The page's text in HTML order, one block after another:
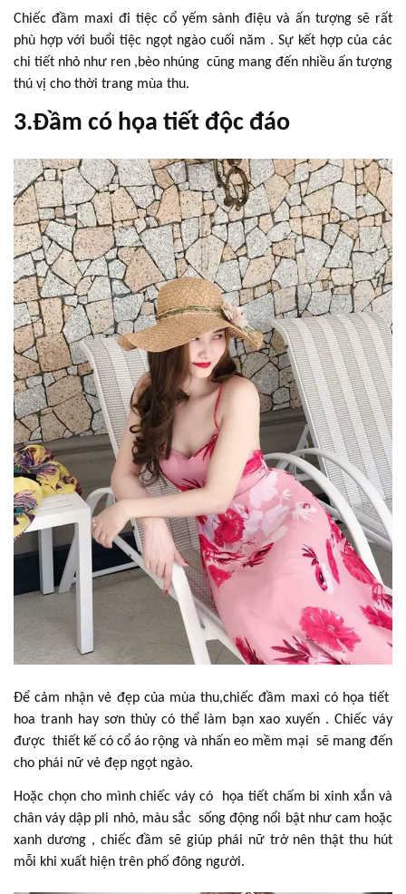
Chiếc đầm maxi đi tiệc cổ yếm sành điệu và ấn tượng sẽ rất
phù hợp với buổi tiệc ngọt ngào cuối năm . Sự kết hợp của các
chi tiết nhỏ như ren ,bèo nhúng cũng mang đến nhiều ấn tượng
thú vị cho thời trang mùa thu.
3.Đầm có họa tiết độc đáo
Để cảm nhận vẻ đẹp của mùa thu,chiếc đầm maxi có họa tiết
hoa tranh hay sơn thủy có thể làm bạn xao xuyến . Chiếc váy
được thiết kế có cổ áo rộng và nhấn eo mềm mại sẽ mang đến
cho phái nữ vẻ đẹp ngọt ngào.
Hoặc chọn cho mình chiếc váy có họa tiết chấm bi xinh xắn và
chân váy dập pli nhỏ, màu sắc sống động nổi bật như cam hoặc
xanh dương , chiếc đầm sẽ giúp phái nữ trở nên thật thu hút
mỗi khi xuất hiện trên phố đông người.